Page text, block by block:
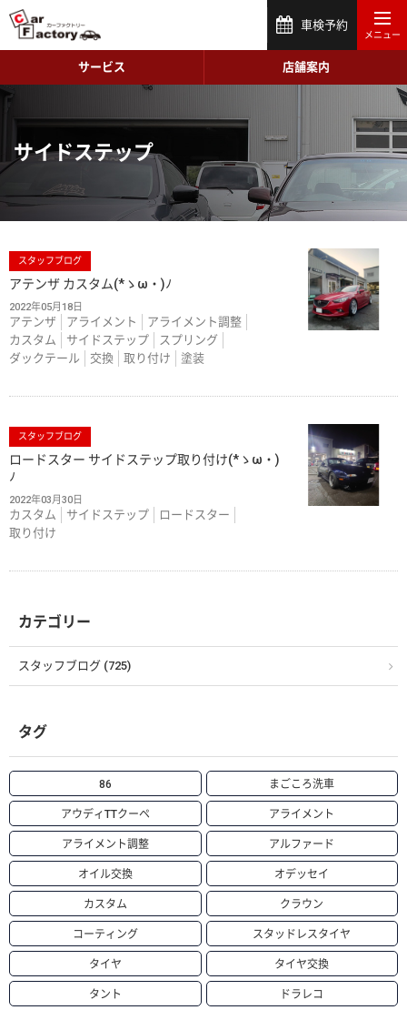
車検予約
サービス 店舗案内
サイドステップ
スタッフブログ
アテンザ カスタム(*ゝω・)ﾉ
2022年05月18日
アテンザ アライメント
アライメント調整
カスタム
サイドステップ
スプリング
ダックテール
交換 取り付け 塗装
スタッフブログ
ロードスター サイドステップ取り付け(*ゝω・)
ﾉ
2022年03月30日
カスタム サイドステップ
ロードスター
取り付け
カテゴリー
スタッフブログ (725)
タグ
86 まごころ洗車
アウディTTクーペ アライメント
アライメント調整 アルファード
オイル交換 オデッセイ
カスタム クラウン
コーティング スタッドレスタイヤ
タイヤ タイヤ交換
タント ドラレコ